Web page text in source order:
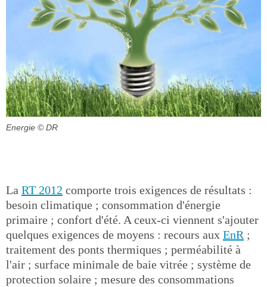
Energie © DR
La RT 2012 comporte trois exigences de résultats :
besoin climatique ; consommation d'énergie
primaire ; confort d'été. A ceux-ci viennent s'ajouter
quelques exigences de moyens : recours aux EnR ;
traitement des ponts thermiques ; perméabilité à
l'air ; surface minimale de baie vitrée ; système de
protection solaire ; mesure des consommations